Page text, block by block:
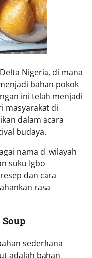
Nigeria, di mana
bahan pokok
ini telah menjadi
masyarakat di
dalam acara
budaya.
nama di wilayah
suku Igbo.
dan cara
rasa
sederhana
adalah bahan